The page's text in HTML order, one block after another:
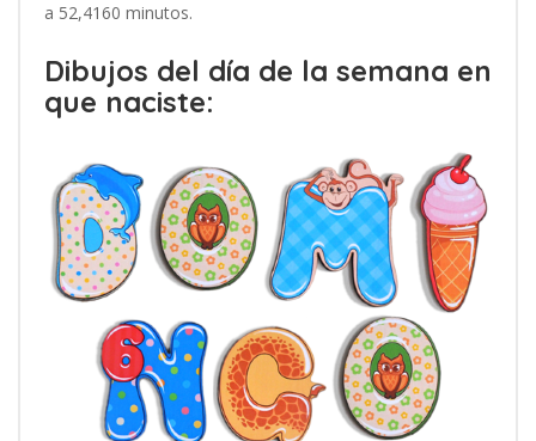
a 52,4160 minutos.
Dibujos del día de la semana en
que naciste: